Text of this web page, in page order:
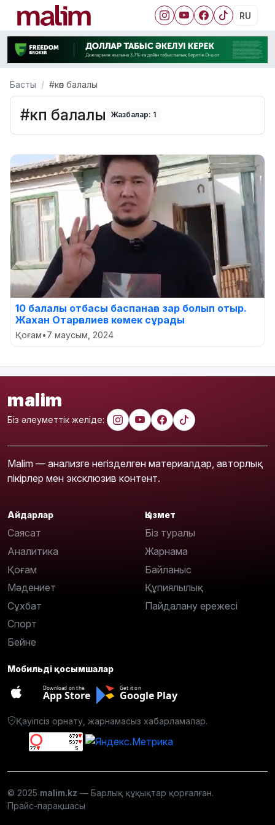
RU
Басты #көп балалы
#көп балалы Жазбалар: 1
10 балалы отбасы баспанаға зар болып отыр.
Жахан Отарғалиев көмек сұрады
Қоғам•7 маусым, 2024
malim
Біз әлеуметтік желіде:
Malim — анализге негізделген материалдар, авторлық
пікірлер мен эксклюзив контент.
Айдарлар
Саясат
Аналитика
Қоғам
Мәдениет
Сұхбат
Спорт
Бейне
Қызмет
Біз туралы
Жарнама
Байланыс
Құпиялылық
Пайдалану ережесі
Мобильді қосымшалар
Download on the
App Store
Get it on
Google Play
Қауіпсіз орнату, жарнамасыз хабарламалар.
© 2025 malim.kz — Барлық құқықтар қорғалған.
Прайс-парақшасы